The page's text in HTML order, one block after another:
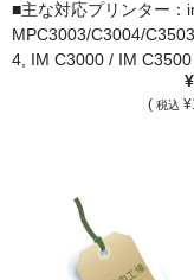
■主な対応プリンター：
MPC3003/C3004/
4, IM C3000 / IM C3500
( 税込